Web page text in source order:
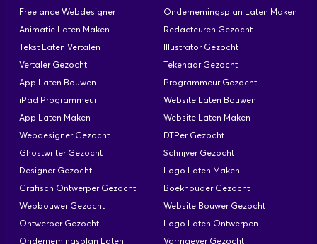
Freelance Webdesigner
Ondernemingsplan Laten Maken
Animatie Laten Maken
Redacteuren Gezocht
Tekst Laten Vertalen
Illustrator Gezocht
Vertaler Gezocht
Tekenaar Gezocht
App Laten Bouwen
Programmeur Gezocht
iPad Programmeur
Website Laten Bouwen
App Laten Maken
Website Laten Maken
Webdesigner Gezocht
DTPer Gezocht
Ghostwriter Gezocht
Schrijver Gezocht
Designer Gezocht
Logo Laten Maken
Grafisch Ontwerper Gezocht
Boekhouder Gezocht
Webbouwer Gezocht
Website Bouwer Gezocht
Ontwerper Gezocht
Logo Laten Ontwerpen
Ondernemingsplan Laten
Vormgever Gezocht